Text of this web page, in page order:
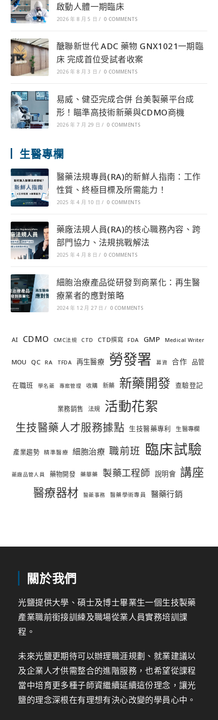
啟動人體一期臨床
2026 年 8 月 5 日 / 0 COMMENTS
醣聯新世代 ADC 藥物 GNX1021一期臨
床 完成首位受試者收案
2026 年 8 月 3 日 / 0 COMMENTS
易威、健亞完成合併 台美製藥平台成
形！瞄準高技術新藥與CDMO商機
2026 年 7 月 29 日 / 0 COMMENTS
生醫專欄
醫藥法規專員(RA)的新鮮人指南：工作
性質、終極目標及所需能力！
2025 年 4 月 10 日 / 0 COMMENTS
藥廠法規人員(RA)的核心職務內容、跨
部門協力、法規挑戰解法
2025 年 4 月 8 日 / 0 COMMENTS
細胞治療產品從研發到商業化：再生醫
療業者的應對策略
2024 年 12 月 27 日 / 0 COMMENTS
AI CDMO CMC法規 CTD CTD撰寫 FDA GMP Medical Writer
MOU QC RA TFDA 再生醫療 勞發署 募資 合作 品管
在職班 學名藥 專案管理 收購 新藥 新藥開發 查驗登記
業務銷售 法規 活動花絮
生技醫藥人才服務據點 生技醫藥專利 生醫專欄
產業趨勢 精準醫療 細胞治療 職前班 臨床試驗
藥廠品管人員 藥物開發 藥華藥 製藥工程師 說明會 講座
醫療器材 醫藥事務 醫藥學術專員 醫藥行銷
關於我們
光鹽提供大學、碩士及博士畢業生一個生技製藥
產業職前銜接訓練及職場從業人員實務培訓課
程。
未來光鹽更期待可以辦理職涯規劃、就業建議以
及企業人才供需整合的進階服務，也希望從課程
當中培育更多種子師資繼續延續這份理念，讓光
鹽的理念深根在有理想有決心改變的學員心中。